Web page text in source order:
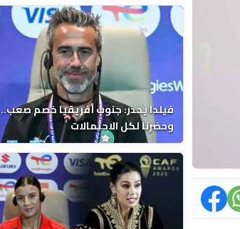
فيلدا يحذر: جنوب أفريقيا خصم صعب..
وحضرنا لكل الاحتمالات